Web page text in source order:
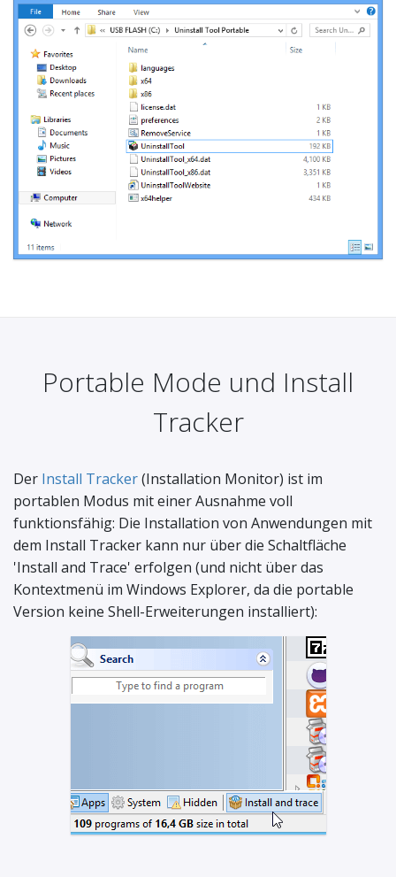
Portable Mode und Install
Tracker
Der Install Tracker(Installation Monitor) ist im
portablen Modus mit einer Ausnahme voll
funktionsfähig: Die Installation von Anwendungen mit
dem Install Tracker kann nur über die Schaltfläche
'Install and Trace' erfolgen (und nicht über das
Kontextmenü im Windows Explorer, da die portable
Version keine Shell-Erweiterungen installiert):